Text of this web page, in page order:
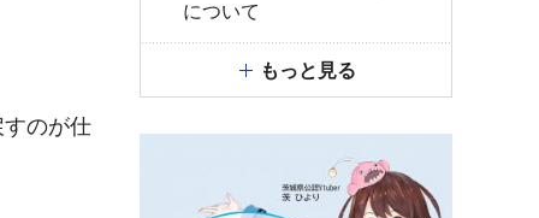
のが仕
について
もっと見る